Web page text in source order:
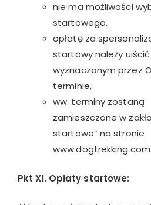
nie ma możliwości
startowego,
opłatę za
startowy należy
wyznaczonym przez
terminie,
ww. terminy zostaną
zamieszczone w
startowe” na stronie
Pkt XI. Opłaty startowe: